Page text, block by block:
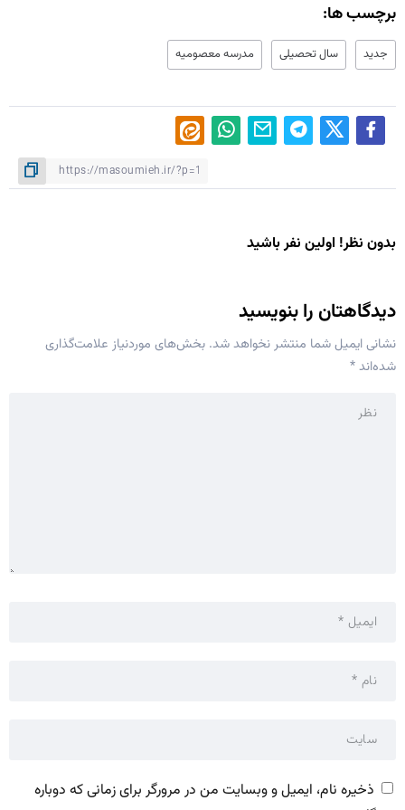
برچسب ها:
جدید سال تحصیلی مدرسه معصومیه
بدون نظر! اولین نفر باشید
دیدگاهتان را بنویسید
نشانی ایمیل شما منتشر نخواهد شد. بخش‌های موردنیاز علامت‌گذاری
شده‌اند*
ذخیره نام، ایمیل و وبسایت من در مرورگر برای زمانی که دوباره